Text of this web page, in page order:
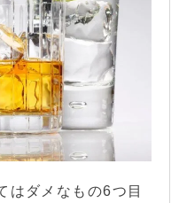
はダメなもの6つ目